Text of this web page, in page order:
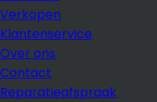
Verkopen
Klantenservice
Over ons
Contact
Reparatieafspraak